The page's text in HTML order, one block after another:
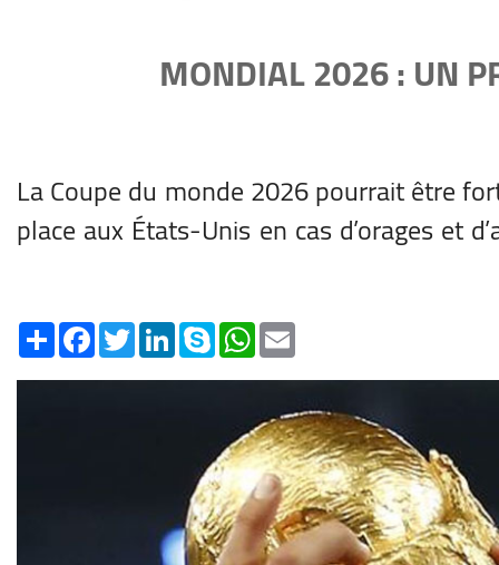
MONDIAL 2026 : UN
La Coupe du monde 2026 pourrait être
place aux États-Unis en cas d’orages et
Share
FacebookTwitterLinkedInSkype
WhatsAppEmail